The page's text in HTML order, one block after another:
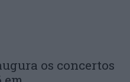
os concertos